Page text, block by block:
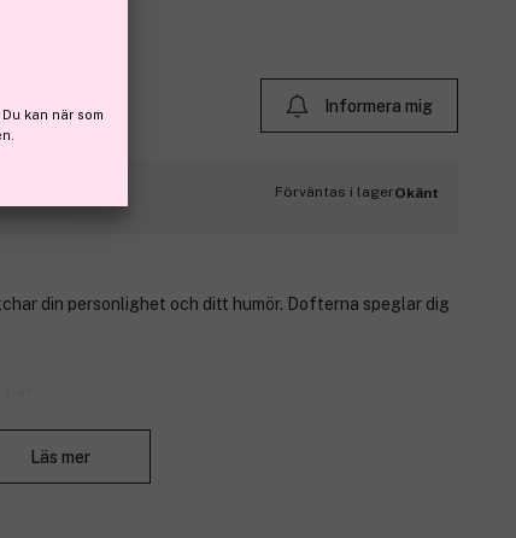
Informera mig
Förväntas i lagerOkänt
din personlighet och ditt humör. Dofterna speglar dig
Check! Pass? Check! Kamera? Check! Världen väntar.
kullar, ta en selfie med drottningen. Denna fylliga
Läs mer
kan när som